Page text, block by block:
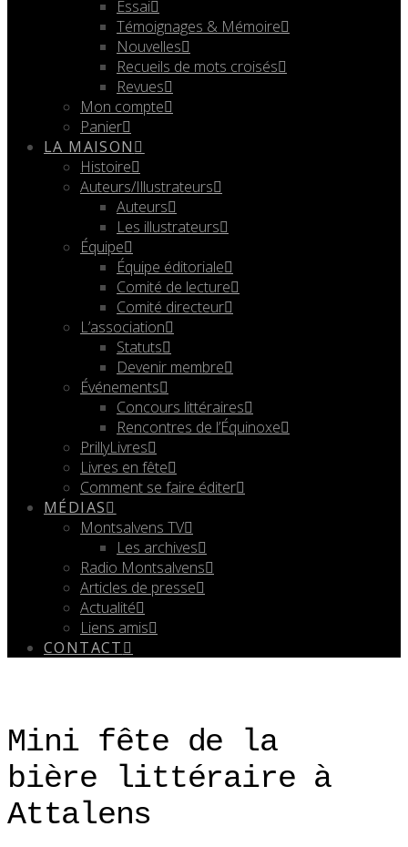
Essai
Témoignages & Mémoire
Nouvelles
Recueils de mots croisés
Revues
Mon compte
Panier
LA MAISON
Histoire
Auteurs/Illustrateurs
Auteurs
Les illustrateurs
Équipe
Équipe éditoriale
Comité de lecture
Comité directeur
L’association
Statuts
Devenir membre
Événements
Concours littéraires
Rencontres de l’Équinoxe
PrillyLivres
Livres en fête
Comment se faire éditer
MÉDIAS
Montsalvens TV
Les archives
Radio Montsalvens
Articles de presse
Actualité
Liens amis
CONTACT
Mini fête de la
bière littéraire à
Attalens